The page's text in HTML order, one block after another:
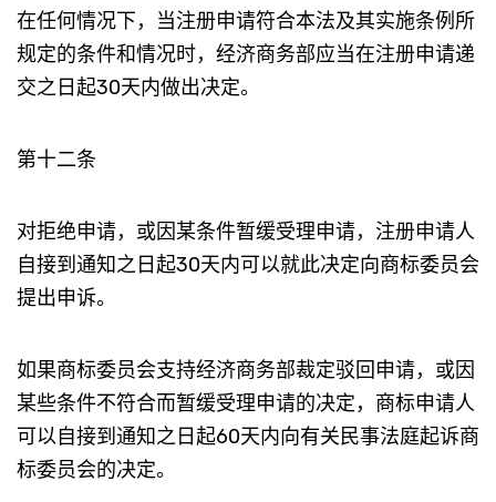
在任何情况下，当注册申请符合本法及其实施条例所
规定的条件和情况时，经济商务部应当在注册申请递
交之日起30天内做出决定。
第十二条
对拒绝申请，或因某条件暂缓受理申请，注册申请人
自接到通知之日起30天内可以就此决定向商标委员会
提出申诉。
如果商标委员会支持经济商务部裁定驳回申请，或因
某些条件不符合而暂缓受理申请的决定，商标申请人
可以自接到通知之日起60天内向有关民事法庭起诉商
标委员会的决定。